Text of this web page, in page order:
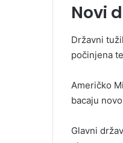
Novi
Državni
počinjena
Američko
bacaju
Glavni